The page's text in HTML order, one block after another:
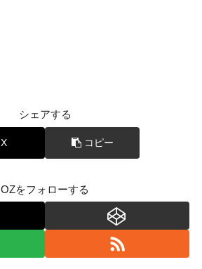
シェアする
X コピー
OZをフォローする